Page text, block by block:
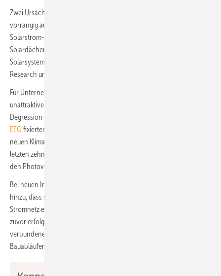
Zwei Ursachen hat der BSW-Solar für diesen Nachfragerückgang
vorrangig ausgemacht: So sank seit Anfang letzten Jahres die
Solarstrom-Förderung für die Betreiber neuer gewerblicher
Solardächer um rund 25 %, während die Preise schlüsselfertiger
Solarsysteme im gleichen Zeitraum nach Erhebungen von EUPD
Research um rund 20 % zunahmen.
Für Unternehmer werde es dadurch wirtschaftlich zunehmend
unattraktiver, in Solarzellen zu investieren. Die viel zu schnelle
Degression der Solarstromförderung resultiert aus dem in
EEG fixierten sehr niedrigen PV-Ausbaukorridor. Unbeeindruckt von
neuen Klimaschutz- und Energiewende-Zielen blieb dieser in den
letzten zehn Jahren weitgehend unangepasst und bremst seitdem
den Photovoltaik-Zubau in Deutschland.
Bei neuen Investoren größerer Solardächer komme erschwerend
hinzu, dass sie nur noch dann eine Förderung für jede ins öffentliche
Stromnetz eingespeiste Kilowattstunde Solarstrom erhalten, wenn sie
zuvor erfolgreich an einer Ausschreibung teilnehmen. Der damit
verbundene Aufwand ist für viele Unternehmer abschreckend und mit
Bauabläufen zeitlich oft inkompatibel. ■